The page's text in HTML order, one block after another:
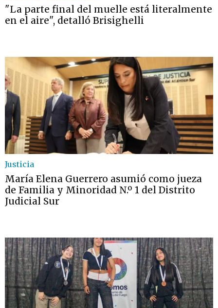
"La parte final del muelle está literalmente
en el aire", detalló Brisighelli
Justicia
María Elena Guerrero asumió como jueza
de Familia y Minoridad N.º 1 del Distrito
Judicial Sur